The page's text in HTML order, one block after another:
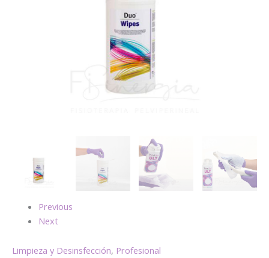
Previous
Next
Limpieza y Desinsfección, Profesional